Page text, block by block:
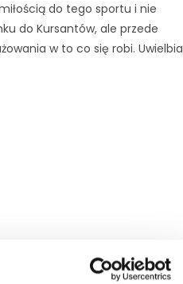
do tego sportu i nie
do Kursantów, ale przede
w to co się robi. Uwielbia